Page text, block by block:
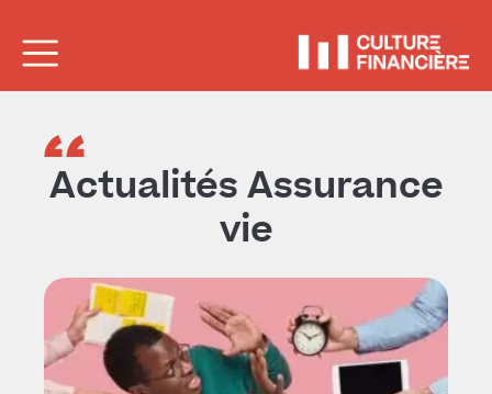
Actualités Assurance
vie